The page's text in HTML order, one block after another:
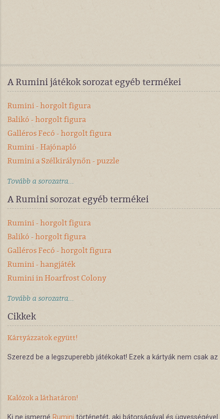
A Rumini játékok sorozat egyéb termékei
Rumini - horgolt figura
Balikó - horgolt figura
Galléros Fecó - horgolt figura
Rumini - Hajónapló
Rumini a Szélkirálynőn - puzzle
Tovább a sorozatra...
A Rumini sorozat egyéb termékei
Rumini - horgolt figura
Balikó - horgolt figura
Galléros Fecó - horgolt figura
Rumini - hangjáték
Rumini in Hoarfrost Colony
Tovább a sorozatra...
Cikkek
Kártyázzatok együtt!
Szerezd be a legszuperebb játékokat! Ezek a kártyák nem csak
Kalózok a láthatáron!
Ki ne ismerné Rumini történetét, aki bátorságával és